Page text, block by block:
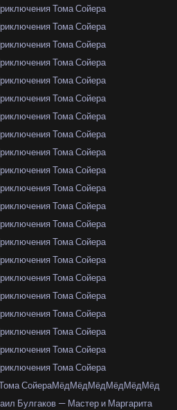
Тома Сойера
Тома Сойера
Тома Сойера
Тома Сойера
Тома Сойера
Тома Сойера
Тома Сойера
Тома Сойера
Тома Сойера
Тома Сойера
Тома Сойера
Тома Сойера
Тома Сойера
Тома Сойера
Тома Сойера
Тома Сойера
Тома Сойера
Тома Сойера
Тома Сойера
Тома Сойера
Тома Сойера
СойераМёдМёдМёдМёдМёдМёд
Булгаков — Мастер и Маргарита